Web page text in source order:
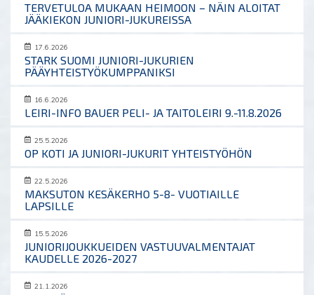
TERVETULOA MUKAAN HEIMOON – NÄIN ALOITAT
JÄÄKIEKON JUNIORI-JUKUREISSA
17.6.2026
STARK SUOMI JUNIORI-JUKURIEN
PÄÄYHTEISTYÖKUMPPANIKSI
16.6.2026
LEIRI-INFO BAUER PELI- JA TAITOLEIRI 9.-11.8.2026
25.5.2026
OP KOTI JA JUNIORI-JUKURIT YHTEISTYÖHÖN
22.5.2026
MAKSUTON KESÄKERHO 5-8- VUOTIAILLE
LAPSILLE
15.5.2026
JUNIORIJOUKKUEIDEN VASTUUVALMENTAJAT
KAUDELLE 2026-2027
21.1.2026